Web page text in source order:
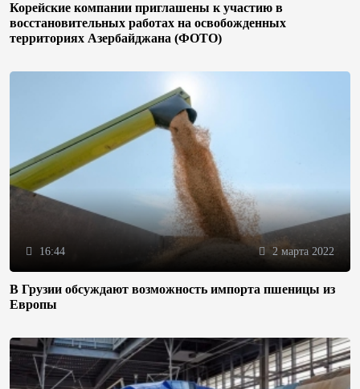
Корейские компании приглашены к участию в
восстановительных работах на освобожденных
территориях Азербайджана (ФОТО)
16:44 2 марта 2022
В Грузии обсуждают возможность импорта пшеницы из
Европы